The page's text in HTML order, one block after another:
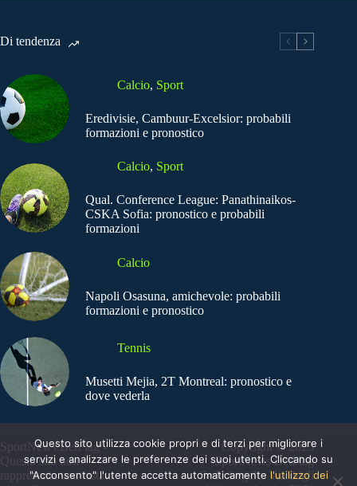
Di tendenza
Calcio, Sport
Eredivisie, Cambuur-Excelsior: probabili
formazioni e pronostico
Calcio, Sport
Qual. Conference League: Panathinaikos-
CSKA Sofia: pronostico e probabili
formazioni
Calcio
Napoli Osasuna, amichevole: probabili
formazioni e pronostico
Tennis
Musetti Mejia, 2T Montreal: pronostico e
dove vederla
SportNews.BetFlag -
Questo sito non
rappresenta una testata
Copyright © 2025
SportNews BetFlag
Sede Legale: Via degli
Questo sito utilizza cookie propri e di terzi per migliorare i
servizi e analizzare le preferenze dei suoi utenti. Cliccando su
"Acconsento" l'utente accetta automaticamente l'utilizzo dei